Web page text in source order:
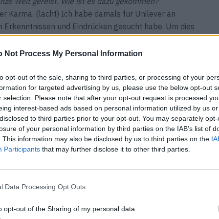
Not Process My Personal Information
opt-out of the sale, sharing to third parties, or processing of your
for targeted advertising by us, please use the below opt-out
selection. Please note that after your opt-out request is processed
interest-based ads based on personal information utilized by us
to third parties prior to your opt-out. You may separately
of your personal information by third parties on the IAB’s list of
This information may also be disclosed by us to third parties on the
Participants that may further disclose it to other third parties.
Data Processing Opt Outs
opt-out of the Sharing of my personal data.
Karma. (lacht) Ich habe damals für Unilever an
und Eindrücken gesucht habe. Um dies
Ich wollte inspirierende Menschen treffen und
Trendforschung. Ich habe verschiedene
mir in den unterschiedlichsten Ländern und Städten
Tokyo, Paris, New York, London – es ging mir
hip waren und den Puls der Zeit aufgriffen.
kam ich zurück und war erst einmal komplett
aber mein Kopf war voll mit Ideen! Und in
mein eigenes Lifestyle-Label zu gründen.